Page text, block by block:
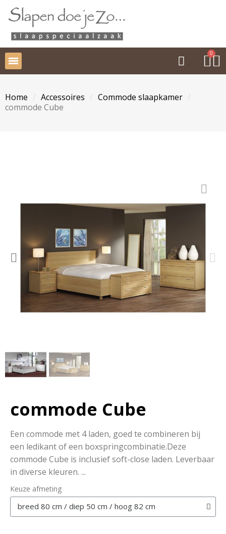
Home Accessoires
Commode slaapkamer
commode Cube
commode Cube
Een commode met 4 laden, goed te combineren bij
een ledikant of een boxspringcombinatie.Deze
commode Cube is inclusief soft-close laden. Leverbaar
in diverse kleuren. ...
Keuze afmeting